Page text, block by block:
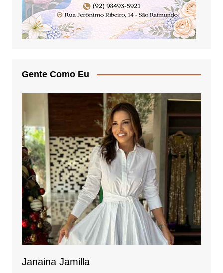
Gente Como Eu
Janaina Jamilla